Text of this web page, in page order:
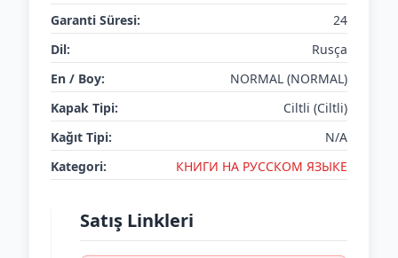
Garanti Süresi:
24
Dil:
Rusça
En / Boy:
NORMAL (NORMAL)
Kapak Tipi:
Ciltli (Ciltli)
Kağıt Tipi:
N/A
Kategori:
КНИГИ НА РУССКОМ ЯЗЫКЕ
Satış Linkleri